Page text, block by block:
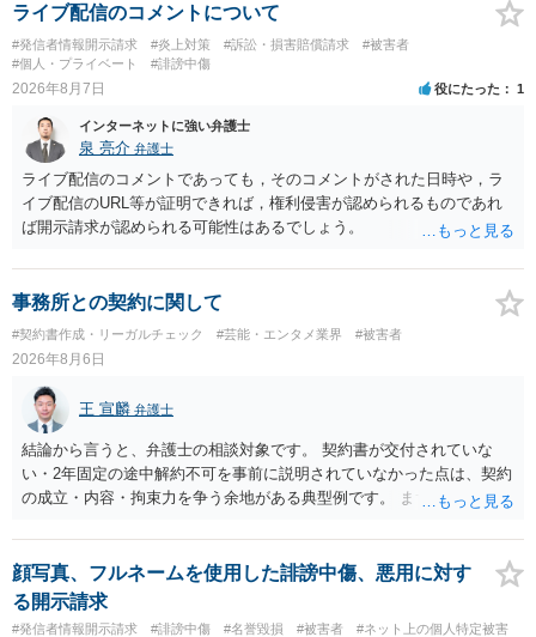
ライブ配信のコメントについて
#発信者情報開示請求 #炎上対策 #訴訟・損害賠償請求
#被害者
#個人・プライベート
#誹謗中傷
2026年8月7日 役にたった 1
インターネットに強い弁護士
泉 亮介 弁護士
ライブ配信のコメントであっても，そのコメントがされた日時や，ラ
イブ配信のURL等が証明できれば，権利侵害が認められるものであれ
ば開示請求が認められる可能性はあるでしょう。
事務所との契約に関して
#契約書作成・リーガルチェック #芸能・エンタメ業界 #被害者
2026年8月6日
王 宣麟 弁護士
結論から言うと、弁護士の相談対象です。 契約書が交付されていな
い・2年固定の途中解約不可を事前に説明されていなかった点は、契約
の成立・内容・拘束力を争う余地がある典型例です。 まずは、運営と
みてはいかがでしょうか。 また同時並行で（もしまだされていないの
であれば）書面で退所意思の明確化はしておくべきだと考えます。
顔写真、フルネームを使用した誹謗中傷、悪用に対す
る開示請求
#発信者情報開示請求 #誹謗中傷 #名誉毀損 #被害者
#ネット上の個人特定被害